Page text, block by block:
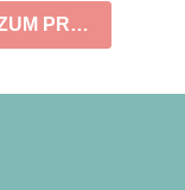
ZUM PRODUKT